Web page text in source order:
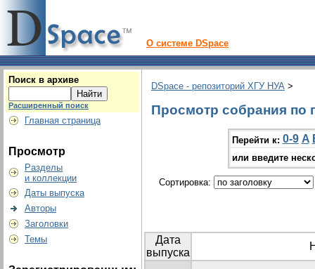
О системе DSpace
Поиск в архиве
Расширенный поиск
Главная страница
Просмотр
Разделы
и коллекции
Даты выпуска
Авторы
Заголовки
Темы
DSpace - репозиторий ХГУ НУА >
Просмотр собрания по
Перейти к: 0-9 A
или введите
Сортировка:
Дата
выпуска